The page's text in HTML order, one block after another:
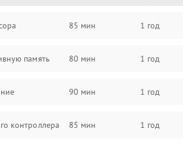
85 мин 1 год
память 80 мин 1 год
90 мин 1 год
контроллера 85 мин 1 год